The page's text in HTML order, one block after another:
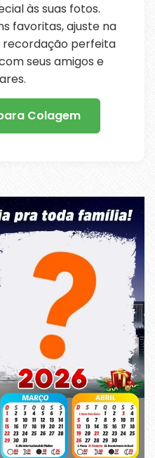
às suas fotos.
favoritas, ajuste na
recordação perfeita
seus amigos e
Colagem